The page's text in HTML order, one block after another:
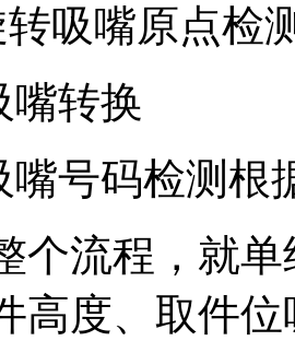
嘴原点检
转换
码检测根
流程，就单
高度、取件